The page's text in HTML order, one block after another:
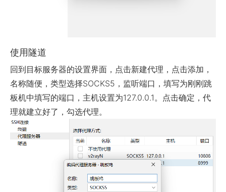
使用隧道
回到目标服务器的设置界面，点击新建代理，点击添加，
名称随便，类型选择SOCKS5，监听端口，填写为刚刚跳
板机中填写的端口，主机设置为127.0.0.1。点击确定，代
理就建立好了，勾选代理。